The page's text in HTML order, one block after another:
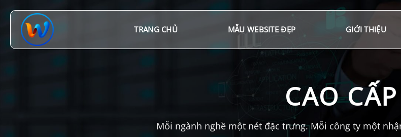
đến
TRANG CHỦ MẪU WEBSITE ĐẸP GIỚI THIỆU
CAO CẤP
Mỗi ngành nghề một nét đặc trưng. Mỗi công ty một